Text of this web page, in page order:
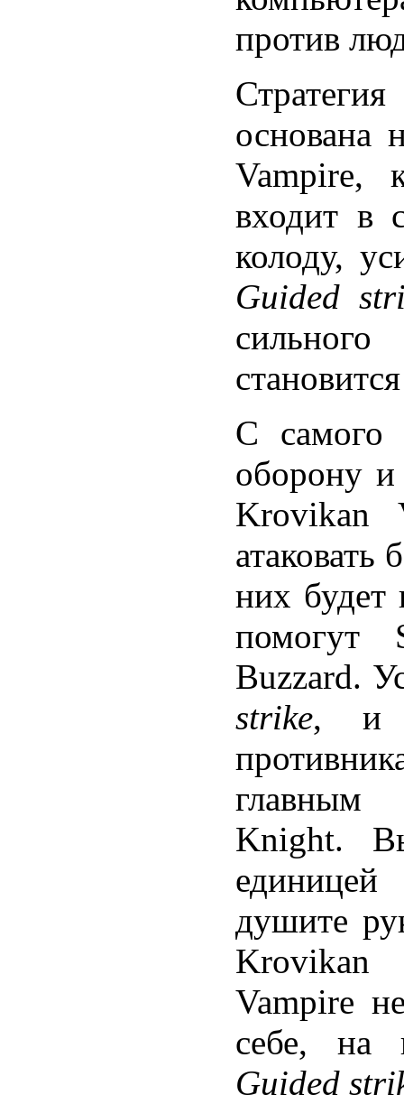
против
основана
Vampire,
входит в
колоду,
Guided
С самого
оборону
Krovikan
атаковать
них будет
помогут
Buzzard.
strike, и
главным
Knight.
душите
Krovikan
Vampire
себе, на
Guided